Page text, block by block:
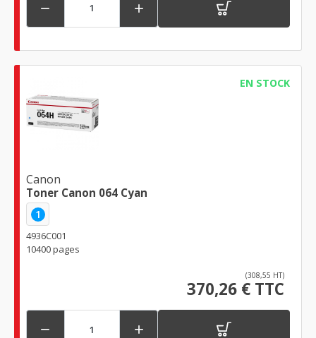
 
EN STOCK
Canon
Toner Canon 064 Cyan
1
4936C001
10400 pages
(308,55 HT)
370,26 € TTC
 